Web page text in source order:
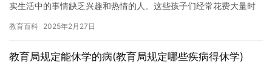
实生活中的事情缺乏兴趣和热情的人。这些孩子们经常花费大量时
身心…
教育百科 2025年2月27日
教育局规定能休学的病(教育局规定哪些疾病得休学)